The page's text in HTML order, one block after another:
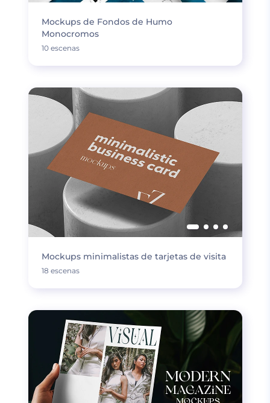
Mockups de Fondos de Humo
Monocromos
10 escenas
Mockups minimalistas de tarjetas de visita
18 escenas